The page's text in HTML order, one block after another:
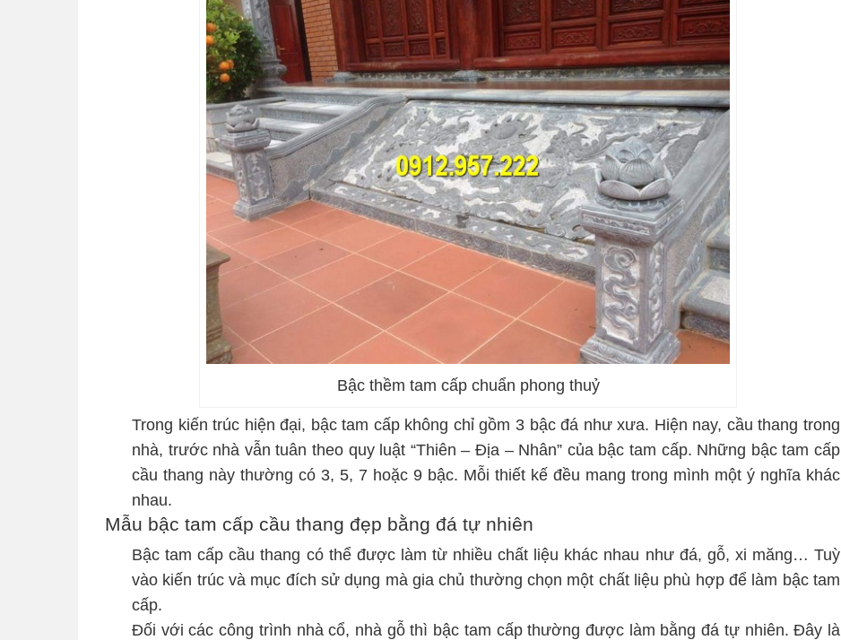
Bậc thềm tam cấp chuẩn phong thuỷ
Trong kiến trúc hiện đại, bậc tam cấp không chỉ gồm 3 bậc đá như xưa. Hiện nay, cầu thang trong
nhà, trước nhà vẫn tuân theo quy luật “Thiên – Địa – Nhân” của bậc tam cấp. Những bậc tam cấp
cầu thang này thường có 3, 5, 7 hoặc 9 bậc. Mỗi thiết kế đều mang trong mình một ý nghĩa khác
nhau.
Mẫu bậc tam cấp cầu thang đẹp bằng đá tự nhiên
Bậc tam cấp cầu thang có thể được làm từ nhiều chất liệu khác nhau như đá, gỗ, xi măng… Tuỳ
vào kiến trúc và mục đích sử dụng mà gia chủ thường chọn một chất liệu phù hợp để làm bậc tam
cấp.
Đối với các công trình nhà cổ, nhà gỗ thì bậc tam cấp thường được làm bằng đá tự nhiên. Đây là